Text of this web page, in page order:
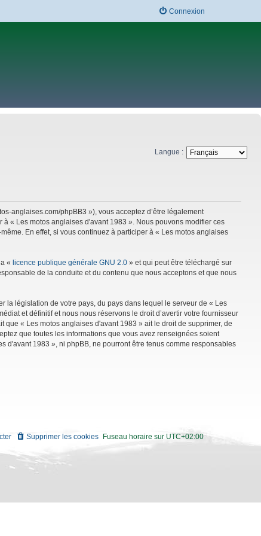
Connexion
Langue :
anglaises.com/phpBB3 »), vous acceptez d’être légalement
« Les motos anglaises d'avant 1983 ». Nous pouvons modifier ces
En effet, si vous continuez à participer à « Les motos anglaises
« licence publique générale GNU 2.0 » et qui peut être téléchargé sur
de la conduite et du contenu que nous acceptons et que nous
la législation de votre pays, du pays dans lequel le serveur de « Les
et définitif et nous nous réservons le droit d’avertir votre fournisseur
que « Les motos anglaises d'avant 1983 » ait le droit de supprimer, de
que toutes les informations que vous avez renseignées soient
d'avant 1983 », ni phpBB, ne pourront être tenus comme responsables
Fuseau horaire sur UTC+02:00
Supprimer les cookies